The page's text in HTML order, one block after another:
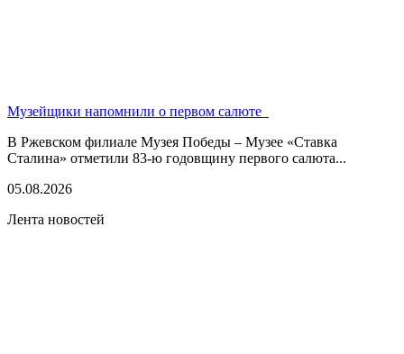
Музейщики напомнили о первом салюте
В Ржевском филиале Музея Победы – Музее «Ставка
Сталина» отметили 83-ю годовщину первого салюта...
05.08.2026
Лента новостей